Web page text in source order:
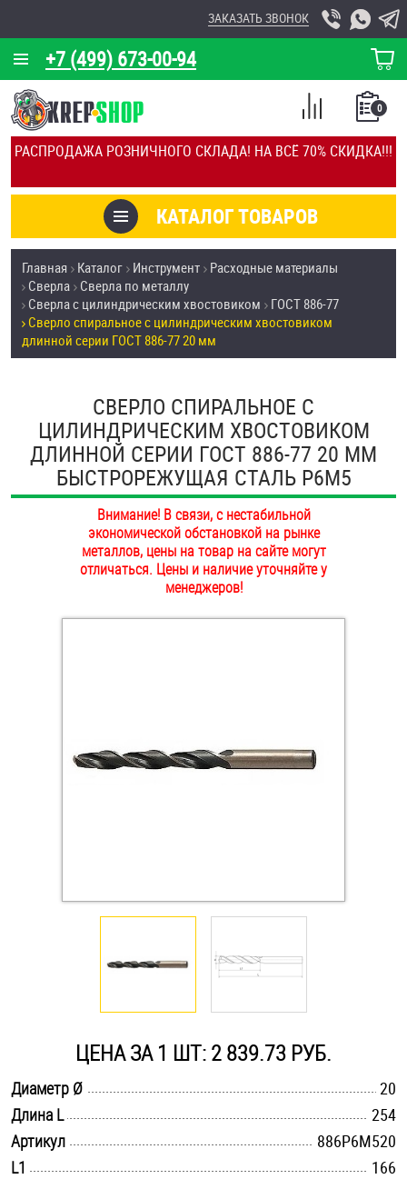
РАСПРОДАЖА РОЗНИЧНОГО СКЛАДА! НА ВСЁ 70% СКИДКА!!!
+7 (499) 673-00-94
ЗАКАЗАТЬ ЗВОНОК
КОРЗИНА
О КОМПАНИИ
КАЛЬКУЛЯТОР
ОТЗЫВЫ
УСЛУГИ
СКИДКИ
ОПТ
ОПЛАТА И ДОСТАВКА
НАШИ МАГАЗИНЫ
КАТАЛОГ ТОВАРОВ
0
СПИСОК
СРАВНЕНИЕ
Товары со скидкой
Анкеры
Антивандальный крепёж, инструмент
Болты и винты
Втулки
Гайки
Дюбели
Дюймовый крепёж
Саморезы и шурупы
Стопорные кольца
Такелаж
Хомуты
Главная Каталог Инструмент Расходные материалы
Сверла Сверла по металлу
Сверла с цилиндрическим хвостовиком
ГОСТ 886-77
Сверло спиральное с цилиндрическим хвостовиком
длинной серии ГОСТ 886-77 20 мм
СВЕРЛО СПИРАЛЬНОЕ С
ЦИЛИНДРИЧЕСКИМ ХВОСТОВИКОМ
ДЛИННОЙ СЕРИИ ГОСТ 886-77 20 ММ
БЫСТРОРЕЖУЩАЯ СТАЛЬ Р6М5
Внимание! В связи, с нестабильной
экономической обстановкой на рынке
металлов, цены на товар на сайте могут
отличаться. Цены и наличие уточняйте у
менеджеров!
ЦЕНА ЗА 1 ШТ: 2 839.73 РУБ.
Диаметр Ø
20
Длина L
254
Артикул
886Р6М520
L1
166